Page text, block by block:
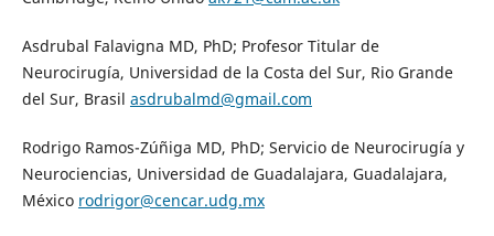
Asdrubal Falavigna MD, PhD; Profesor Titular de
Neurocirugía, Universidad de la Costa del Sur, Rio Grande
del Sur, Brasil asdrubalmd@gmail.com
Rodrigo Ramos-Zúñiga MD, PhD; Servicio de Neurocirugía y
Neurociencias, Universidad de Guadalajara, Guadalajara,
México rodrigor@cencar.udg.mx